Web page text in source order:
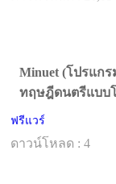
Minuet (โปรแก
ทฤษฎีดนตรีแบบ
ฟรีแวร์
ดาวน์โหลด : 4